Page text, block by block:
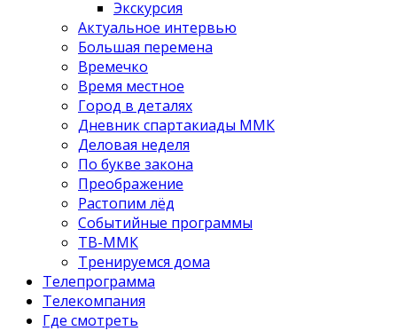
Экскурсия
Актуальное интервью
Большая перемена
Времечко
Время местное
Город в деталях
Дневник спартакиады ММК
Деловая неделя
По букве закона
Преображение
Растопим лёд
Событийные программы
ТВ-ММК
Тренируемся дома
Телепрограмма
Телекомпания
Где смотреть